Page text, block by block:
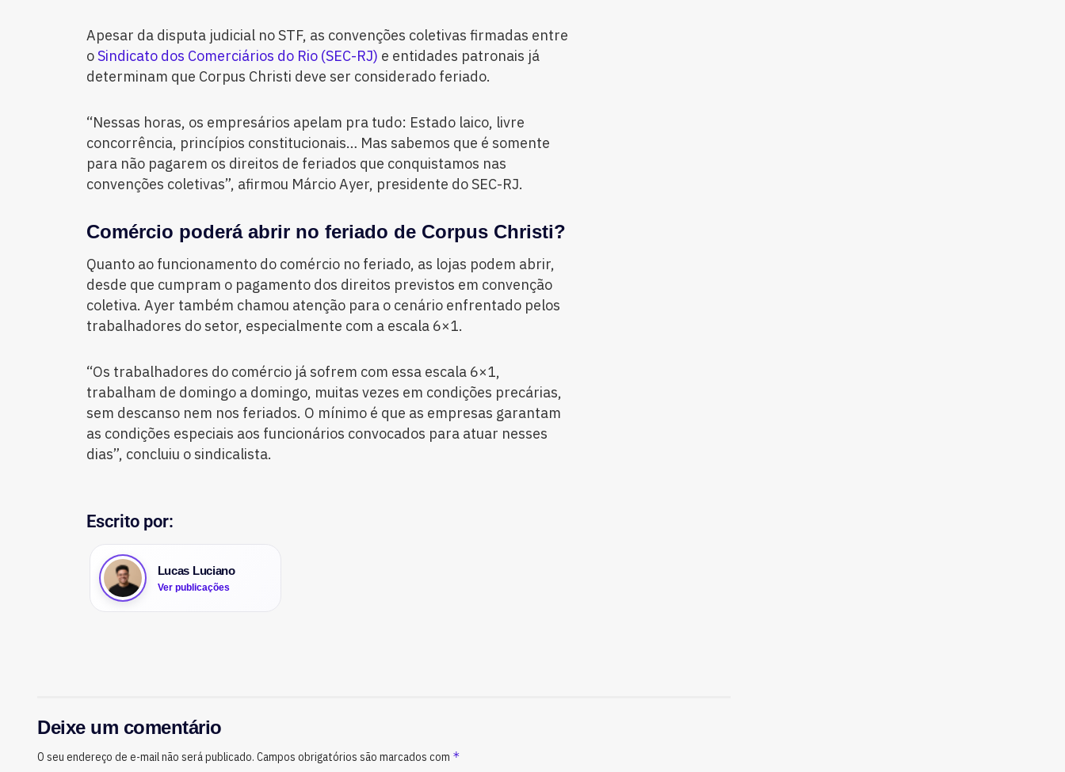
Apesar da disputa judicial no STF, as convenções coletivas firmadas entre
oSindicato dos Comerciários do Rio (SEC-RJ) e entidades patronais já
determinam que Corpus Christi deve ser considerado feriado.
“Nessas horas, os empresários apelam pra tudo: Estado laico, livre
concorrência, princípios constitucionais… Mas sabemos que é somente
para não pagarem os direitos de feriados que conquistamos nas
convenções coletivas”, afirmou Márcio Ayer, presidente do SEC-RJ.
Comércio poderá abrir no feriado de Corpus Christi?
Quanto ao funcionamento do comércio no feriado, as lojas podem abrir,
desde que cumpram o pagamento dos direitos previstos em convenção
coletiva. Ayer também chamou atenção para o cenário enfrentado pelos
trabalhadores do setor, especialmente com a escala 6×1.
“Os trabalhadores do comércio já sofrem com essa escala 6×1,
trabalham de domingo a domingo, muitas vezes em condições precárias,
sem descanso nem nos feriados. O mínimo é que as empresas garantam
as condições especiais aos funcionários convocados para atuar nesses
dias”, concluiu o sindicalista.
Escrito por:
Lucas Luciano
Ver publicações
Deixe um comentário
O seu endereço de e-mail não será publicado. Campos obrigatórios são marcados com *